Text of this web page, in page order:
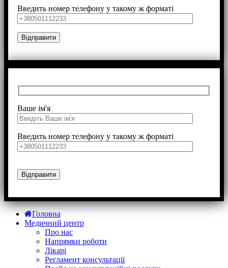
Введить номер телефону у такому ж форматі
Ваше ім'я
Введить номер телефону у такому ж форматі
Головна
Медичний центр
Про нас
Напрямки роботи
Лікарі
Регламент консультації